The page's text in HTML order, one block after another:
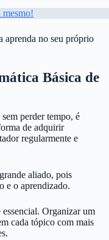
mesmo!
aprenda no seu próprio
Básica de
sem perder tempo, é
de adquirir
regularmente e
aliado, pois
e o aprendizado.
Organizar um
cada tópico com mais